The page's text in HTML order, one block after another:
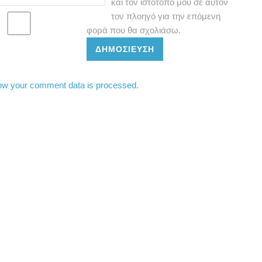
και τον ιστότοπο μου σε αυτόν
τον πλοηγό για την επόμενη
φορά που θα σχολιάσω.
ΔΗΜΟΣΊΕΥΣΗ
your comment data is processed.